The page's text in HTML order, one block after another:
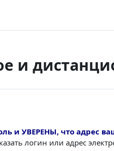
и
и УВЕРЕНЫ, что адрес
логин или адрес